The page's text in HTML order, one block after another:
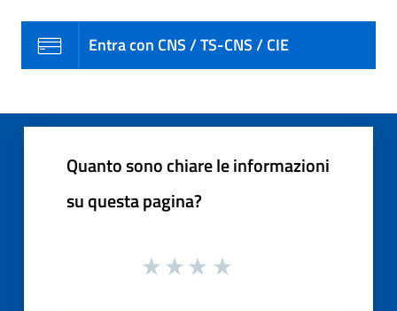
Entra con CNS / TS-CNS / CIE
Quanto sono chiare le informazioni
su questa pagina?